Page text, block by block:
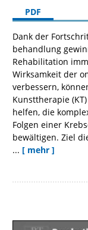
PDF
Dank der
behandlung
Rehabilitation
Wirksamkeit der
verbessern,
Kunsttherapie
helfen, die
Folgen einer
bewältigen. Ziel
... [ mehr ]